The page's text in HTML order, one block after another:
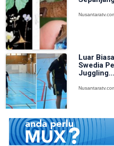
Luar
Swedia
Juggling...